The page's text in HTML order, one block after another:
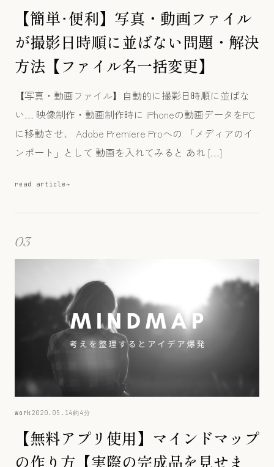
【簡単･便利】写真・動画ファイル
が撮影日時順に並ばない問題・解決
方法【ファイル名一括変更】
【写真・動画ファイル】自動的に撮影日時順に並ばな
い… 映像制作・動画制作時に iPhoneの動画データをPC
に移動させ、 Adobe Premiere Proへの 「メディアのイ
ンポート」として 動画を入れてみると あれ […]
read article
03
work2020.05.14約4分
【無料アプリ使用】マインドマップ
の作り方【実際の完成品を見せま